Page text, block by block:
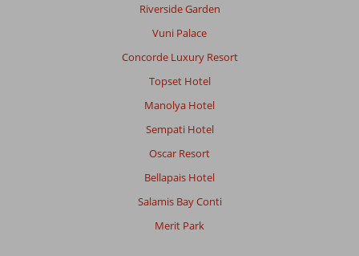
Riverside Garden
Vuni Palace
Concorde Luxury Resort
Topset Hotel
Manolya Hotel
Sempati Hotel
Oscar Resort
Bellapais Hotel
Salamis Bay Conti
Merit Park